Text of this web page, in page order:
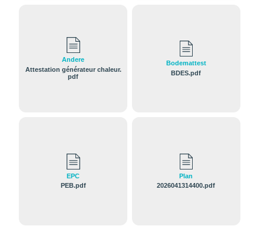
Andere
Attestation générateur chaleur.
pdf
Bodemattest
BDES.pdf
EPC
PEB.pdf
Plan
2026041314400.pdf